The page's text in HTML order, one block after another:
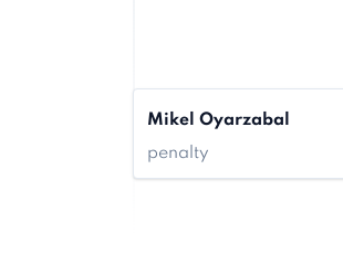
Mikel Oyarzabal
penalty